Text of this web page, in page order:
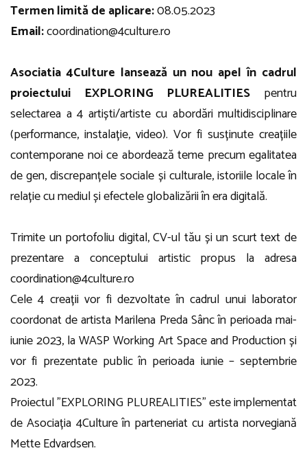
Termen limită de aplicare:08.05.2023
Email:coordination@4culture.ro
Asociatia 4Culture lansează un nou apel în cadrul
proiectului EXPLORING PLUREALITIES pentru
selectarea a 4 artiști/artiste cu abordări multidisciplinare
(performance, instalație, video). Vor fi susținute creațiile
contemporane noi ce abordează teme precum egalitatea
de gen, discrepanțele sociale și culturale, istoriile locale în
relație cu mediul și efectele globalizării în era digitală.
Trimite un portofoliu digital, CV-ul tău și un scurt text de
prezentare a conceptului artistic propus la adresa
coordination@4culture.ro
Cele 4 creații vor fi dezvoltate în cadrul unui laborator
coordonat de artista Marilena Preda Sânc în perioada mai-
iunie 2023, la WASP Working Art Space and Production și
vor fi prezentate public în perioada iunie – septembrie
2023.
Proiectul ”EXPLORING PLUREALITIES” este implementat
de Asociația 4Culture în parteneriat cu artista norvegiană
Mette Edvardsen.